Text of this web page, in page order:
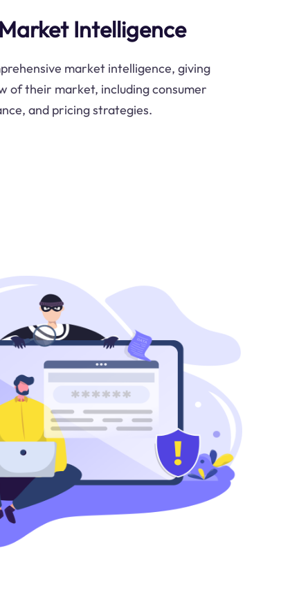
Intelligence
market intelligence, giving
of their market, including consumer
and pricing strategies.